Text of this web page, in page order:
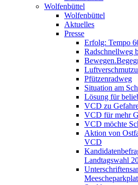
Wolfenbüttel
Wolfenbüttel
Aktuelles
Presse
Erfolg: Tempo
Radschnellweg
Pfützenradweg
Situation am
Lösung für
VCD zu
VCD für mehr
VCD möchte
Aktion von
VCD
Landtagswahl